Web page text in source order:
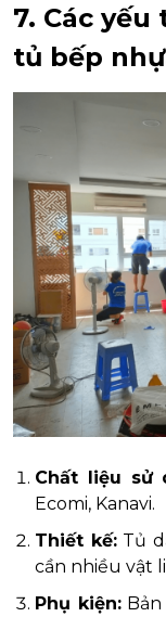
7. Các
tủ bếp
Chất liệu sử
Ecomi, Kanavi.
Thiết kế:Tủ
cần nhiều vật
Phụ kiện:Bản